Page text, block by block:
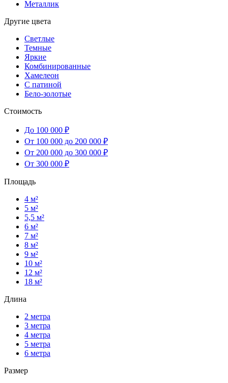
Металлик
Другие цвета
Светлые
Темные
Яркие
Комбинированные
Хамелеон
С патиной
Бело-золотые
Стоимость
До 100 000 ₽
От 100 000 до 200 000 ₽
От 200 000 до 300 000 ₽
От 300 000 ₽
Площадь
4 м²
5 м²
5,5 м²
6 м²
7 м²
8 м²
9 м²
10 м²
12 м²
18 м²
Длина
2 метра
3 метра
4 метра
5 метра
6 метра
Размер